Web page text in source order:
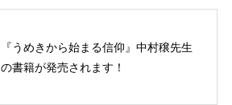
『うめきから始まる信仰』中村穣先生
の書籍が発売されます！